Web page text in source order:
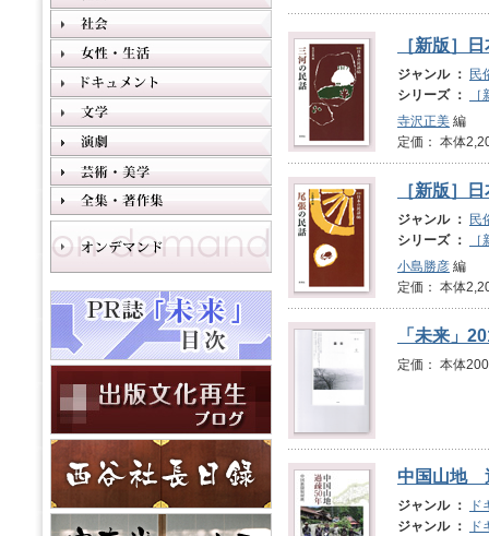
［新版］
ジャンル ：
民
シリーズ ：
寺沢正美 編
定価： 本体
［新版］
ジャンル ：
民
シリーズ ：
小島勝彦 編
定価： 本体
「未来」
定価： 本体
中国山地
ジャンル ：
ド
ジャンル ：
ド